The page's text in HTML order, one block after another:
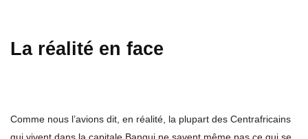
La réalité en face
Comme nous l’avions dit, en réalité, la plupart des Centrafricains